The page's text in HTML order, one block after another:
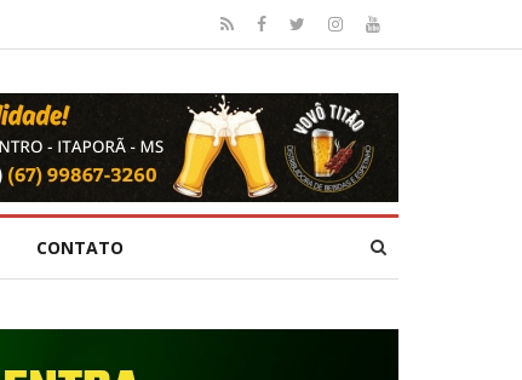
CONTATO